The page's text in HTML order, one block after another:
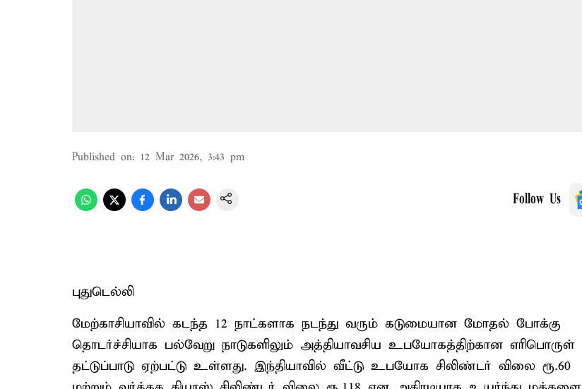
Published on: 12 Mar 2026, 3:43 pm
Follow Us
புதுடெல்லி
மேற்காசியாவில் கடந்த 12 நாட்களாக நடந்து வரும் கடுமையான மோதல் போக்கு
தொடர்ச்சியாக பல்வேறு நாடுகளிலும் அத்தியாவசிய உபயோகத்திற்கான எரிபொருள்
தட்டுப்பாடு ஏற்பட்டு உள்ளது. இந்தியாவில் வீட்டு உபயோக சிலிண்டர் விலை ரூ.60